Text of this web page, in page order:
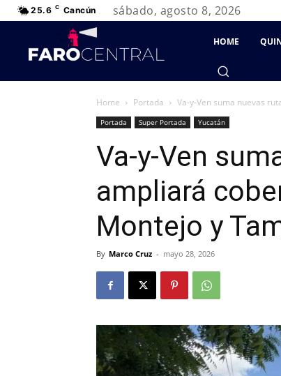
25.6 C Cancún sábado, agosto 8, 2026
HOME
Home Portada Va-y-Ven suma nuevas
Portada Super Portada Yucatán
Va-y-Ven
ampliará
Montejo y
By Marco Cruz - mayo 28, 2026